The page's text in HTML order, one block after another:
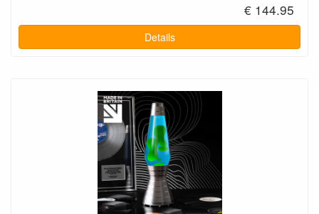
€ 144.95
Details